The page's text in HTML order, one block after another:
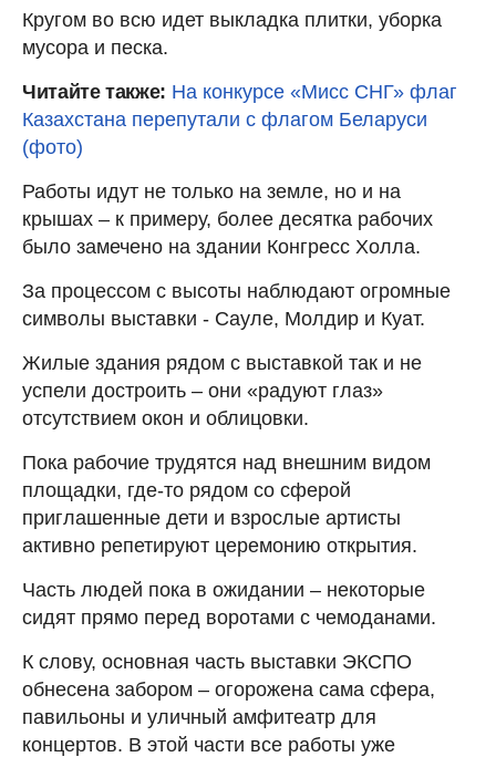
Кругом во всю идет выкладка плитки, уборка
мусора и песка.
Читайте также: На конкурсе «Мисс СНГ» флаг
Казахстана перепутали с флагом Беларуси
(фото)
Работы идут не только на земле, но и на
крышах – к примеру, более десятка рабочих
было замечено на здании Конгресс Холла.
За процессом с высоты наблюдают огромные
символы выставки - Сауле, Молдир и Куат.
Жилые здания рядом с выставкой так и не
успели достроить – они «радуют глаз»
отсутствием окон и облицовки.
Пока рабочие трудятся над внешним видом
площадки, где-то рядом со сферой
приглашенные дети и взрослые артисты
активно репетируют церемонию открытия.
Часть людей пока в ожидании – некоторые
сидят прямо перед воротами с чемоданами.
К слову, основная часть выставки ЭКСПО
обнесена забором – огорожена сама сфера,
павильоны и уличный амфитеатр для
концертов. В этой части все работы уже